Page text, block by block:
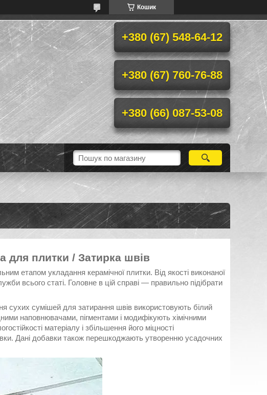
Кошик
+380 (67) 548-64-12
+380 (67) 760-76-88
+380 (66) 087-53-08
для плитки / Затирка швів
етапом укладання керамічної плитки. Від якості виконаної
всього статі. Головне в цій справі ― правильно підібрати
сухих сумішей для затирання швів використовують білий
наповнювачами, пігментами і модифікують хімічними
матеріалу і збільшення його міцності
Дані добавки також перешкоджають утворенню усадочних